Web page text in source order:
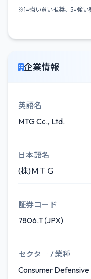
※1=強い買い推奨、5=強い
企業情報
英語名
MTG Co., Ltd.
日本語名
(株)ＭＴＧ
証券コード
7806.T (JPX)
セクター / 業種
Consumer Defensive